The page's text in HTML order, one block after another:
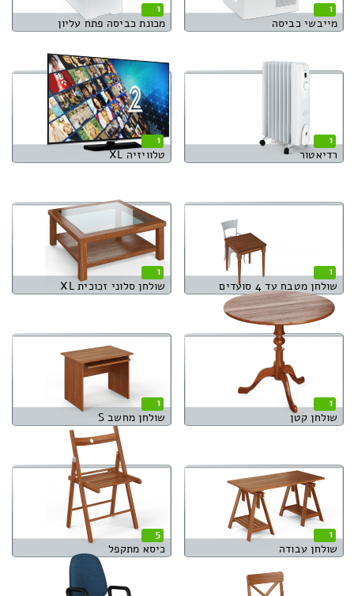
1
מייבשי כביסה
1
מכונת כביסה פתח עליון
1
רדיאטור
1
טלוויזיה XL
1
שולחן מטבח עד 4 סועדים
1
שולחן סלוני זכוכית XL
1
שולחן קטן
1
שולחן מחשב S
1
שולחן עבודה
5
כיסא מתקפל